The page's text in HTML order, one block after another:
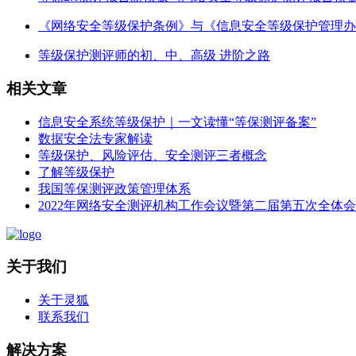
《网络安全等级保护条例》与《信息安全等级保护管理办
等级保护测评师的初、中、高级 进阶之路
相关文章
信息安全系统等级保护｜一文读懂“等保测评备案”
数据安全法专家解读
等级保护、风险评估、安全测评三者概念
了解等级保护
我国等保测评政策管理体系
2022年网络安全测评机构工作会议暨第二届第五次全体
关于我们
关于灵狐
联系我们
解决方案